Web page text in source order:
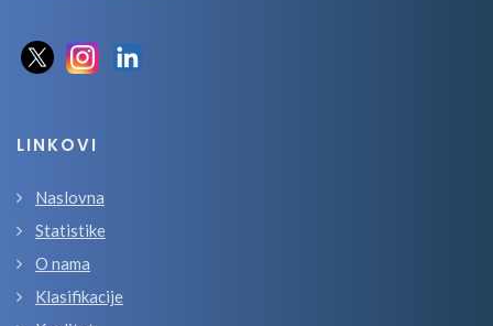
LINKOVI
Naslovna
Statistike
O nama
Klasifikacije